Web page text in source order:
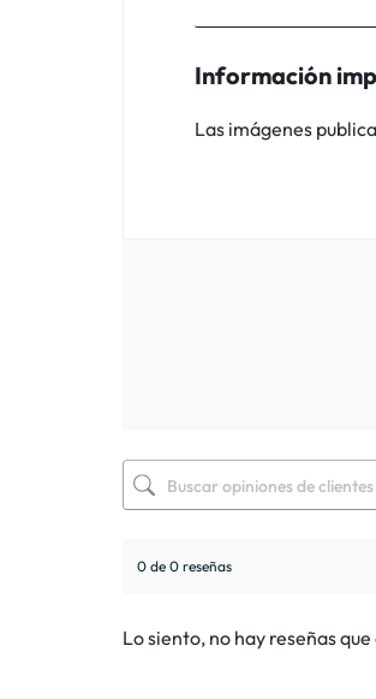
Información
Las imágenes
0 de 0 reseñas
Lo siento, no hay reseñas